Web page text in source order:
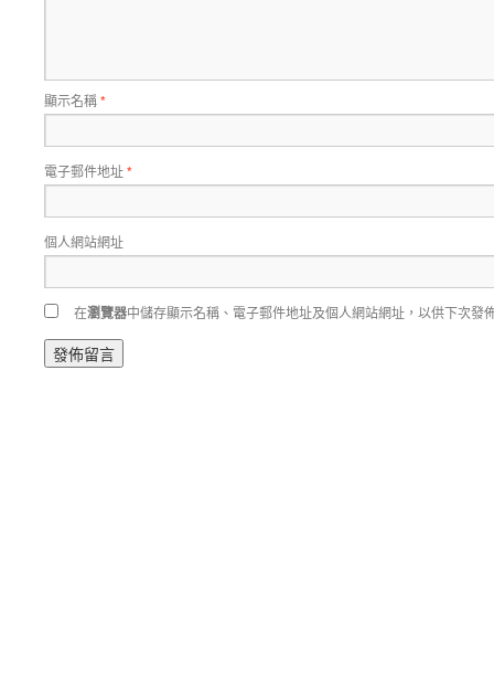
顯示名稱*
電子郵件地址*
個人網站網址
在瀏覽器中儲存顯示名稱、電子郵件地址及個人網站網址，以供下次發